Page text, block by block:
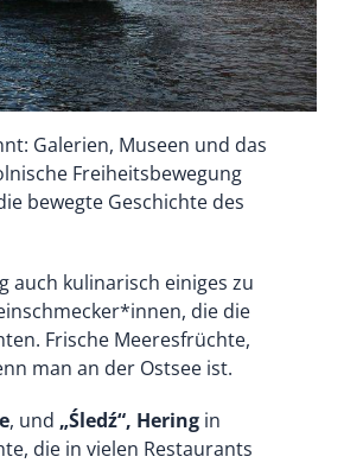
Galerien, Museen und das
Freiheitsbewegung
bewegte Geschichte des
auch kulinarisch einiges zu
die die
Frische Meeresfrüchte,
man an der Ostsee ist.
, und „Śledź“, Hering in
die in vielen Restaurants